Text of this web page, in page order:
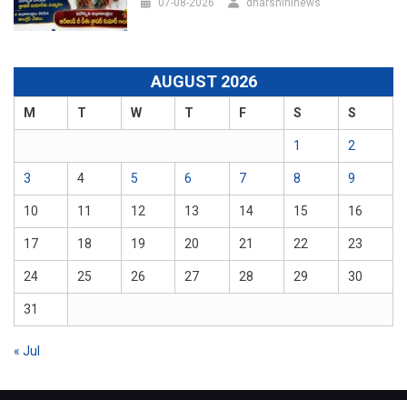
AUGUST 2026
M T W T F S S
1 2
3 4 5 6 7 8 9
10 11 12 13 14 15 16
17 18 19 20 21 22 23
24 25 26 27 28 29 30
31
« Jul